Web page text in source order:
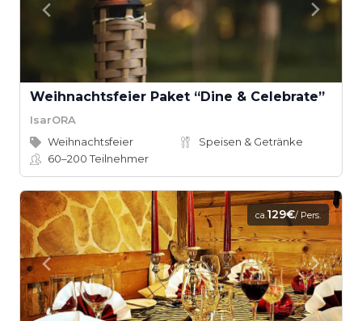
Weihnachtsfeier Paket “Dine & Celebrate”
IsarORA
Weihnachtsfeier
Speisen & Getränke
60–200Teilnehmer
ca.129€/ Pers.